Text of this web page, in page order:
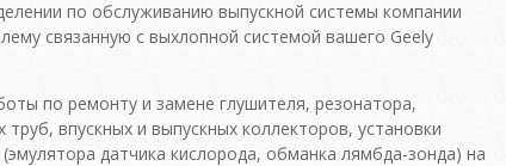
по обслуживанию выпускной системы компании
связанную с выхлопной системой вашего Geely
по ремонту и замене глушителя, резонатора,
впускных и выпускных коллекторов, установки
датчика кислорода, обманка лямбда-зонда) на